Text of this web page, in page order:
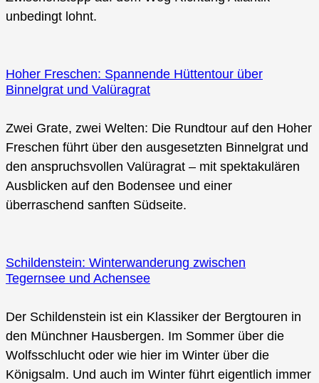
unbedingt lohnt.
Hoher Freschen: Spannende Hüttentour über
Binnelgrat und Valüragrat
Zwei Grate, zwei Welten: Die Rundtour auf den Hoher
Freschen führt über den ausgesetzten Binnelgrat und
den anspruchsvollen Valüragrat – mit spektakulären
Ausblicken auf den Bodensee und einer
überraschend sanften Südseite.
Schildenstein: Winterwanderung zwischen
Tegernsee und Achensee
Der Schildenstein ist ein Klassiker der Bergtouren in
den Münchner Hausbergen. Im Sommer über die
Wolfsschlucht oder wie hier im Winter über die
Königsalm. Und auch im Winter führt eigentlich immer